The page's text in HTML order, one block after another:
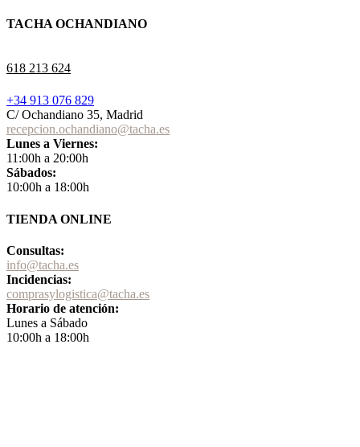
TACHA OCHANDIANO
618 213 624
+34 913 076 829
C/ Ochandiano 35, Madrid
recepcion.ochandiano@tacha.es
Lunes a Viernes:
11:00h a 20:00h
Sábados:
10:00h a 18:00h
TIENDA ONLINE
Consultas:
info@tacha.es
Incidencias:
comprasylogistica@tacha.es
Horario de atención:
Lunes a Sábado
10:00h a 18:00h